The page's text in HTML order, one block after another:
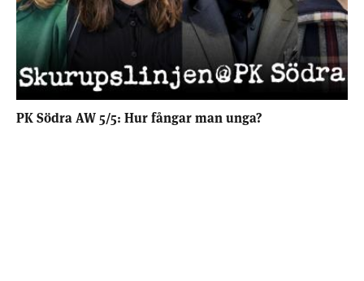
PK Södra AW 5/5: Hur fångar man unga?